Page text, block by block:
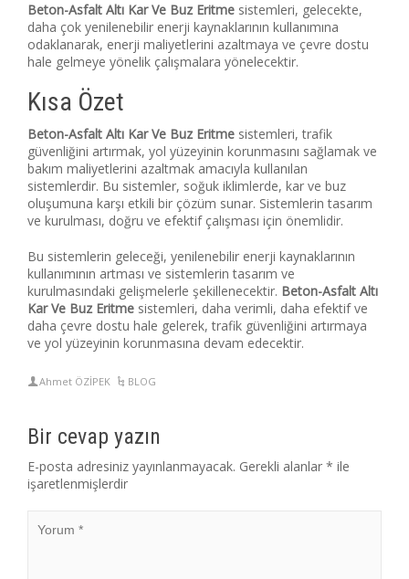
Beton-Asfalt Altı Kar Ve Buz Eritme sistemleri, gelecekte,
daha çok yenilenebilir enerji kaynaklarının kullanımına
odaklanarak, enerji maliyetlerini azaltmaya ve çevre dostu
hale gelmeye yönelik çalışmalara yönelecektir.
Kısa Özet
Beton-Asfalt Altı Kar Ve Buz Eritme sistemleri, trafik
güvenliğini artırmak, yol yüzeyinin korunmasını sağlamak ve
bakım maliyetlerini azaltmak amacıyla kullanılan
sistemlerdir. Bu sistemler, soğuk iklimlerde, kar ve buz
oluşumuna karşı etkili bir çözüm sunar. Sistemlerin tasarım
ve kurulması, doğru ve efektif çalışması için önemlidir.
Bu sistemlerin geleceği, yenilenebilir enerji kaynaklarının
kullanımının artması ve sistemlerin tasarım ve
kurulmasındaki gelişmelerle şekillenecektir. Beton-Asfalt Altı
Kar Ve Buz Eritme sistemleri, daha verimli, daha efektif ve
daha çevre dostu hale gelerek, trafik güvenliğini artırmaya
ve yol yüzeyinin korunmasına devam edecektir.
Ahmet ÖZİPEK BLOG
Bir cevap yazın
E-posta adresiniz yayınlanmayacak. Gerekli alanlar * ile
işaretlenmişlerdir